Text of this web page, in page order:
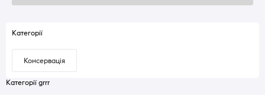
Категорії
Консервація
Категорії grrr